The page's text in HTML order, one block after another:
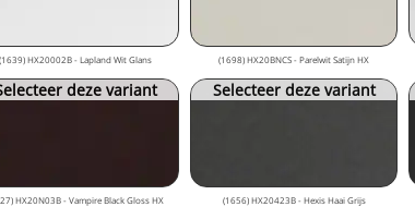
(1639) HX20002B - Lapland Wit Glans (1698) HX20BNCS - Parelwit Satijn HX
deze variant
HX20N03B - Vampire Black Gloss HX
Selecteer deze variant
(1656) HX20423B - Hexis Haai Grijs